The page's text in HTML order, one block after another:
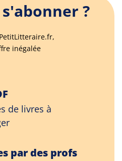
?
inégalée
de livres à
par des profs